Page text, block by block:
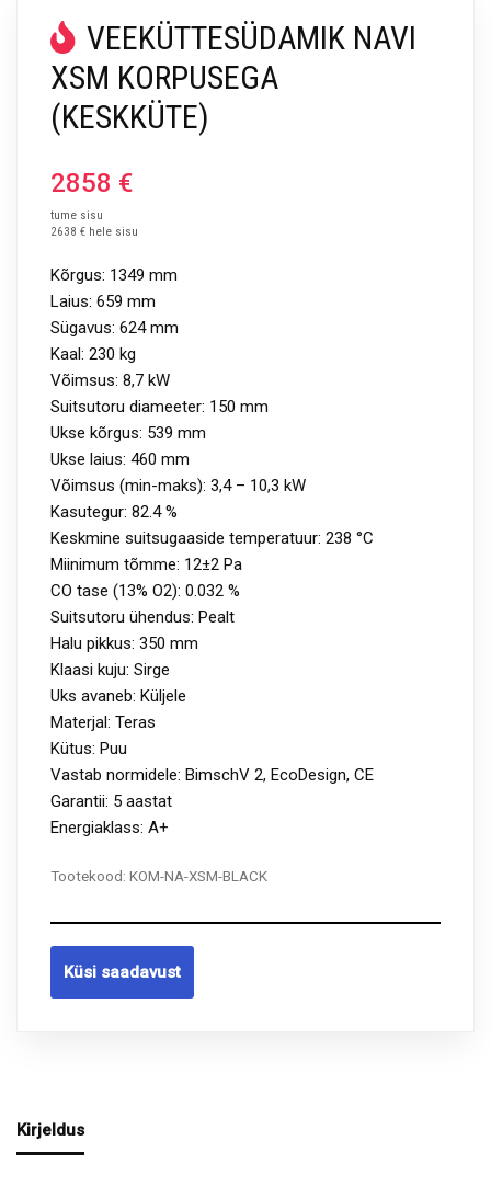
VEEKÜTTESÜDAMIK NAVI
XSM KORPUSEGA
(KESKKÜTE)
2858 €
tume sisu
2638 € hele sisu
Kõrgus: 1349 mm
Laius: 659 mm
Sügavus: 624 mm
Kaal: 230 kg
Võimsus: 8,7 kW
Suitsutoru diameeter: 150 mm
Ukse kõrgus: 539 mm
Ukse laius: 460 mm
Võimsus (min-maks): 3,4 – 10,3 kW
Kasutegur: 82.4 %
Keskmine suitsugaaside temperatuur: 238 °C
Miinimum tõmme: 12±2 Pa
CO tase (13% O2): 0.032 %
Suitsutoru ühendus: Pealt
Halu pikkus: 350 mm
Klaasi kuju: Sirge
Uks avaneb: Küljele
Materjal: Teras
Kütus: Puu
Vastab normidele: BimschV 2, EcoDesign, CE
Garantii: 5 aastat
Energiaklass: A+
Tootekood: KOM-NA-XSM-BLACK
Küsi saadavust
Kirjeldus